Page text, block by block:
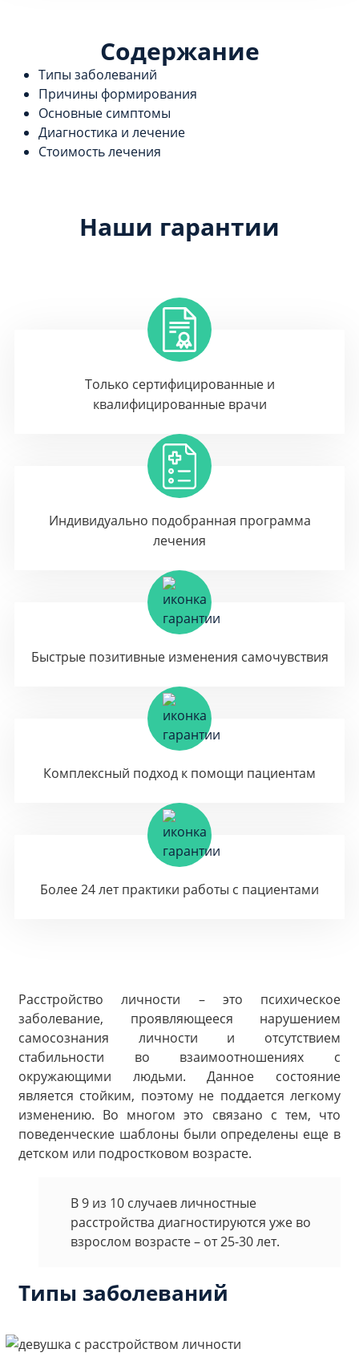
Содержание
Типы заболеваний
Причины формирования
Основные симптомы
Диагностика и лечение
Стоимость лечения
Наши гарантии
Только сертифицированные и
квалифицированные врачи
Индивидуально подобранная программа
лечения
Быстрые позитивные изменения самочувствия
Комплексный подход к помощи пациентам
Более 24 лет практики работы с пациентами
Расстройство личности – это психическое
заболевание, проявляющееся нарушением
самосознания личности и отсутствием
стабильности во взаимоотношениях с
окружающими людьми. Данное состояние
является стойким, поэтому не поддается легкому
изменению. Во многом это связано с тем, что
поведенческие шаблоны были определены еще в
детском или подростковом возрасте.
В 9 из 10 случаев личностные
расстройства диагностируются уже во
взрослом возрасте – от 25-30 лет.
Типы заболеваний